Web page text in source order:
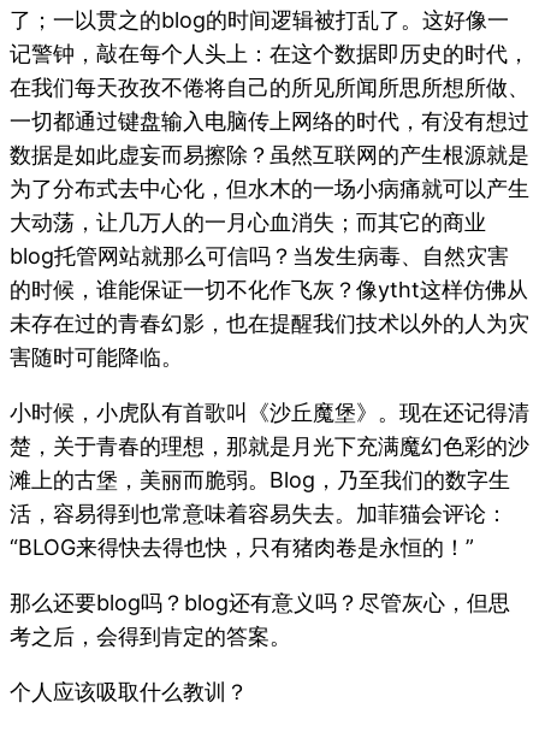
了；一以贯之的blog的时间逻辑被打乱了。这好像一
记警钟，敲在每个人头上：在这个数据即历史的时代，
在我们每天孜孜不倦将自己的所见所闻所思所想所做、
一切都通过键盘输入电脑传上网络的时代，有没有想过
数据是如此虚妄而易擦除？虽然互联网的产生根源就是
为了分布式去中心化，但水木的一场小病痛就可以产生
大动荡，让几万人的一月心血消失；而其它的商业
blog托管网站就那么可信吗？当发生病毒、自然灾害
的时候，谁能保证一切不化作飞灰？像ytht这样仿佛从
未存在过的青春幻影，也在提醒我们技术以外的人为灾
害随时可能降临。
小时候，小虎队有首歌叫《沙丘魔堡》。现在还记得清
楚，关于青春的理想，那就是月光下充满魔幻色彩的沙
滩上的古堡，美丽而脆弱。Blog，乃至我们的数字生
活，容易得到也常意味着容易失去。加菲猫会评论：
“BLOG来得快去得也快，只有猪肉卷是永恒的！”
那么还要blog吗？blog还有意义吗？尽管灰心，但思
考之后，会得到肯定的答案。
个人应该吸取什么教训？